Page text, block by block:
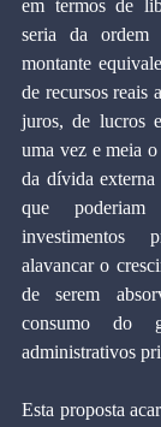
em termos de
seria da
montante
de recursos reais
juros, de lucros
uma vez e meia
da dívida externa
que poderiam
investimentos
alavancar o
de serem
consumo do
administrativos
Esta proposta